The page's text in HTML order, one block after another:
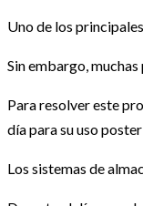
Uno de los
Sin embargo,
Para resolver este
día para su uso
Los sistemas de